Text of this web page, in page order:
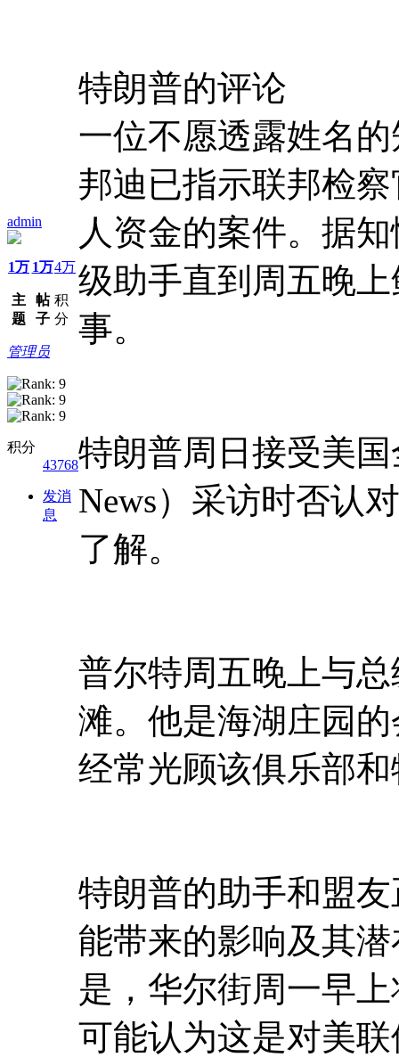
admin
1万
主
题
1万
帖
子
4万
积
分
管理员
积分
43768
发消
息
特朗普的评论
一位不愿透露姓名
邦迪已指示联邦检
人资金的案件。据
级助手直到周五晚
事。
特朗普周日接受美
News）采访时否认
了解。
普尔特周五晚上与
滩。他是海湖庄园
经常光顾该俱乐部
特朗普的助手和盟
能带来的影响及其
是，华尔街周一早
可能认为这是对美